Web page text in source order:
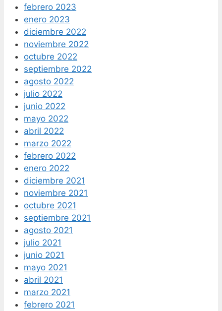
febrero 2023
enero 2023
diciembre 2022
noviembre 2022
octubre 2022
septiembre 2022
agosto 2022
julio 2022
junio 2022
mayo 2022
abril 2022
marzo 2022
febrero 2022
enero 2022
diciembre 2021
noviembre 2021
octubre 2021
septiembre 2021
agosto 2021
julio 2021
junio 2021
mayo 2021
abril 2021
marzo 2021
febrero 2021